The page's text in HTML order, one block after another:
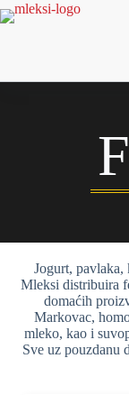
Jogurt,
Mleksi distribuira
domaćih
Markovac,
mleko, kao i
Sve uz pouzdanu